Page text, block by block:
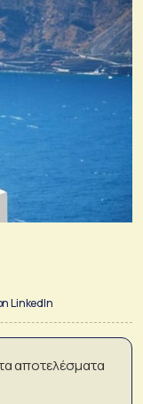
LinkedIn
αποτελέσματα